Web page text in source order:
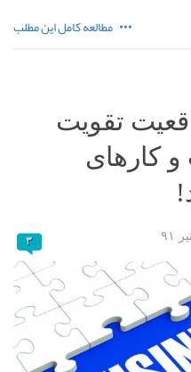
مطالعه کامل این مطلب
تقویت
کارهای
۳